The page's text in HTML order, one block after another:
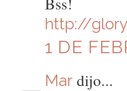
http://
1 DE
Mar dijo...